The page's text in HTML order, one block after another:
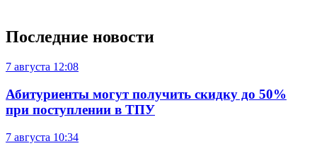
Последние новости
7 августа 12:08
Абитуриенты могут получить скидку до 50%
при поступлении в ТПУ
7 августа 10:34